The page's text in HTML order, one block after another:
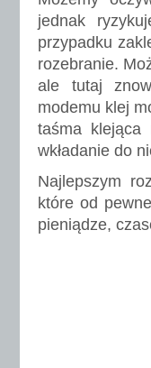
jednak
przypadku
rozebranie.
ale tutaj
modemu klej
taśma klejąca
wkładanie do
Najlepszym
które od
pieniądze,